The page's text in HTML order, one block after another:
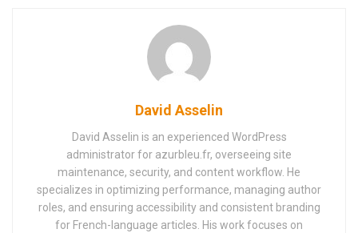
David Asselin
David Asselin is an experienced WordPress
administrator for azurbleu.fr, overseeing site
maintenance, security, and content workflow. He
specializes in optimizing performance, managing author
roles, and ensuring accessibility and consistent branding
for French-language articles. His work focuses on